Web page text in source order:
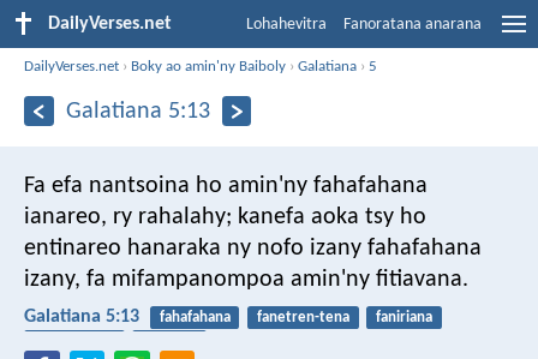
DailyVerses.net Lohahevitra Fanoratana anarana
DailyVerses.net › Boky ao amin'ny Baiboly ›Galatiana ›5
Galatiana 5:13
Fa efa nantsoina ho amin'ny fahafahana
ianareo, ry rahalahy; kanefa aoka tsy ho
entinareo hanaraka ny nofo izany fahafahana
izany, fa mifampanompoa amin'ny fitiavana.
Galatiana 5:13 fahafahana fanetren-tena
faniriana